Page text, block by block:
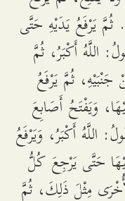
يَرْفَعُ يَدَيْهِ حَتَّى
اللَّهُ أَكْبَرُ، ثُمَّ
ثُمَّ يَرْفَعُ
وَيَفْتَحُ أَصَابِعَ
اللَّهُ أَكْبَرُ، وَيَرْفَعُ
حَتَّى يَرْجِعَ كُلُّ
مِثْلَ ذَلِكَ، ثُمَّ